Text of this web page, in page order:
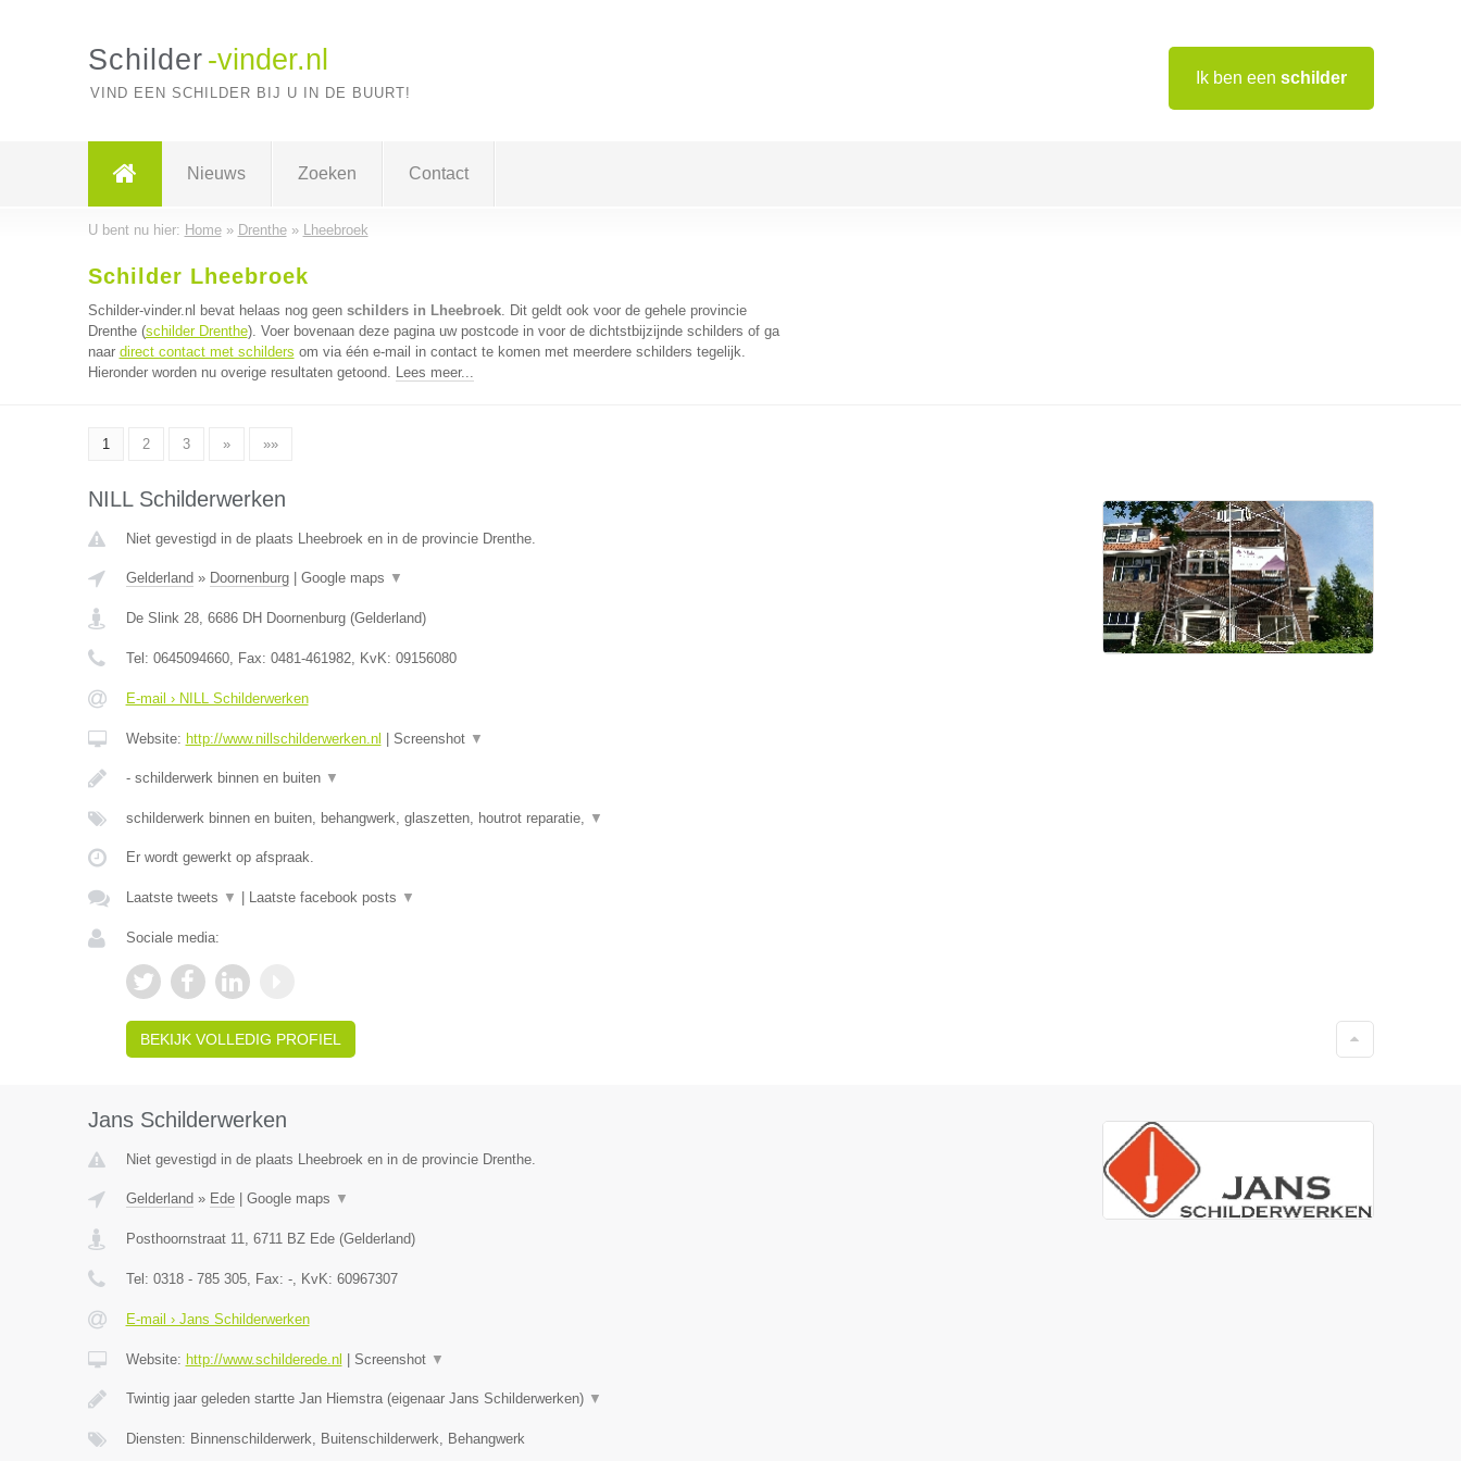
Ik ben een schilder
Schilder -vinder.nl
VIND EEN SCHILDER BIJ U IN DE BUURT!
Nieuws Zoeken Contact
U bent nu hier: Home» Drenthe» Lheebroek
Schilder Lheebroek
Schilder-vinder.nl bevat helaas nog geen schilders in Lheebroek. Dit geldt ook voor de gehele provincie
Drenthe (schilder Drenthe). Voer bovenaan deze pagina uw postcode in voor de dichtstbijzijnde schilders of ga
naar direct contact met schilders om via één e-mail in contact te komen met meerdere schilders tegelijk.
Hieronder worden nu overige resultaten getoond. Lees meer...
1 2 3 » »»
NILL Schilderwerken
Niet gevestigd in de plaats Lheebroek en in de provincie Drenthe.
Gelderland » Doornenburg| Google maps ▼
De Slink 28, 6686 DH Doornenburg(Gelderland)
Tel: 0645094660, Fax: 0481-461982, KvK: 09156080
E-mail › NILL Schilderwerken
Website: http://www.nillschilderwerken.nl Screenshot ▼
- schilderwerk binnen en buiten ▼
schilderwerk binnen en buiten, behangwerk, glaszetten, houtrot reparatie, ▼
Er wordt gewerkt op afspraak.
Laatste tweets ▼ Laatste facebook posts ▼
Sociale media:
BEKIJK VOLLEDIG PROFIEL
Jans Schilderwerken
Niet gevestigd in de plaats Lheebroek en in de provincie Drenthe.
Gelderland » Ede| Google maps ▼
Posthoornstraat 11, 6711 BZ Ede(Gelderland)
Tel: 0318 - 785 305, Fax: -, KvK: 60967307
E-mail › Jans Schilderwerken
Website: http://www.schilderede.nl Screenshot ▼
Twintig jaar geleden startte Jan Hiemstra (eigenaar Jans Schilderwerken) ▼
Diensten: Binnenschilderwerk, Buitenschilderwerk, Behangwerk